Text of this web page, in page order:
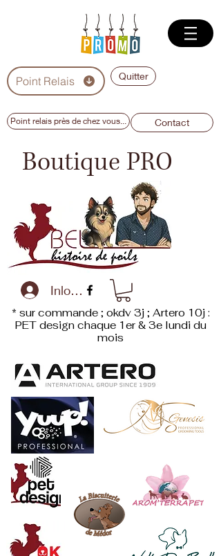
Point Relais Quitter
Point relais près de chez vous... Contact
Boutique PRO
Inloggen
* sur commande ; okdv 3j ; Artero 10j :
PET designchaque 1er & 3e lundi du
mois